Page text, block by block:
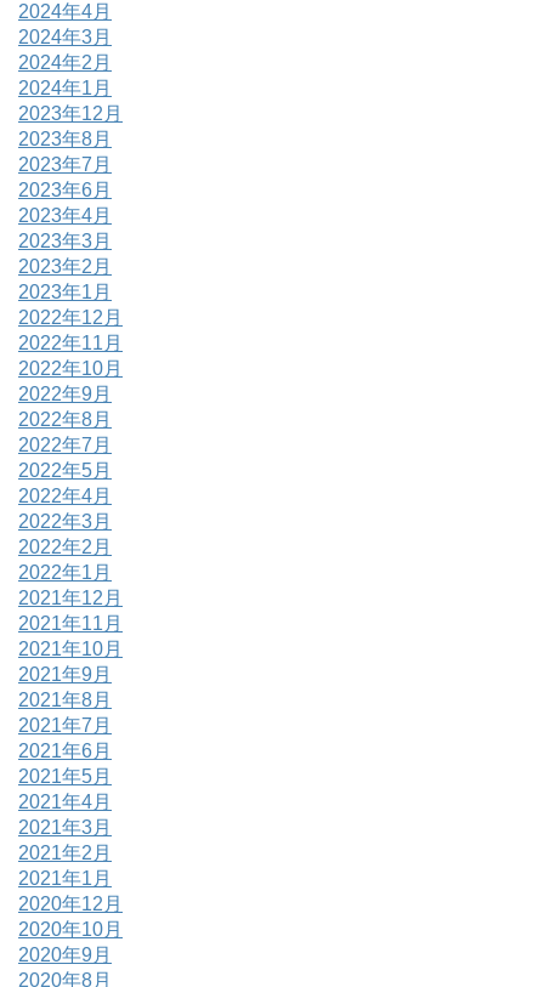
2024年4月
2024年3月
2024年2月
2024年1月
2023年12月
2023年8月
2023年7月
2023年6月
2023年4月
2023年3月
2023年2月
2023年1月
2022年12月
2022年11月
2022年10月
2022年9月
2022年8月
2022年7月
2022年5月
2022年4月
2022年3月
2022年2月
2022年1月
2021年12月
2021年11月
2021年10月
2021年9月
2021年8月
2021年7月
2021年6月
2021年5月
2021年4月
2021年3月
2021年2月
2021年1月
2020年12月
2020年10月
2020年9月
2020年8月